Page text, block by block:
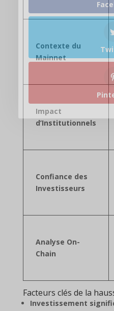
Contexte du
Mainnet
Impact
d’Institutionnels
Confiance des
Investisseurs
Analyse On-
Chain
Facteurs clés de la
Investissement